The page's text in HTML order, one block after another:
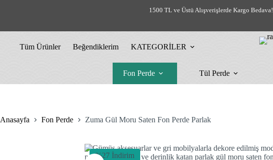
1500 TL ve Üstü Alışverişlerde Kargo Bedava!
Tüm Ürünler Beğendiklerim KATEGORİLER
Fon Perde
Tül Perde
Anasayfa Fon Perde Zuma Gül Moru Saten Fon Perde Parlak
%27 İndirim